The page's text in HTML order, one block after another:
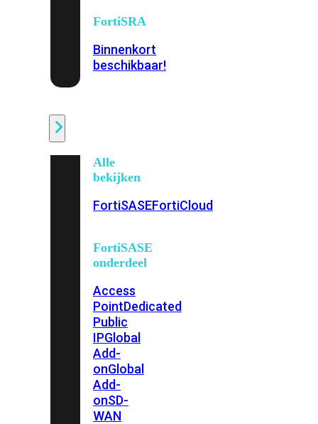
FortiSRA
Binnenkort
beschikbaar!
Alle
bekijken
FortiSASEFortiCloud
FortiSASE
onderdeel
Access
PointDedicated
Public
IPGlobal
Add-
onGlobal
Add-
onSD-
WAN